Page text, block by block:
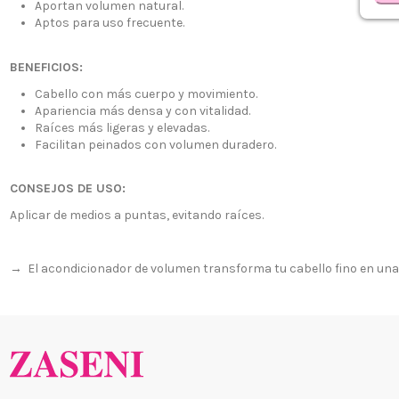
Aportan volumen natural.
Aptos para uso frecuente.
BENEFICIOS:
Cabello con más cuerpo y movimiento.
Apariencia más densa y con vitalidad.
Raíces más ligeras y elevadas.
Facilitan peinados con volumen duradero.
CONSEJOS DE USO:
Aplicar de medios a puntas, evitando raíces.
→ El acondicionador de volumen transforma tu cabello fino en una
+34 968 06 63 44 L-V 10:00 - 14:00
contacto@zaseni.com